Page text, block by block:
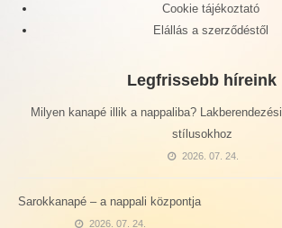
Cookie tájékoztató
Elállás a szerződéstől
Legfrissebb híreink
Milyen kanapé illik a nappaliba?
stílusokhoz
2026. 07. 24.
Sarokkanapé – a nappali központja
2026. 07. 24.